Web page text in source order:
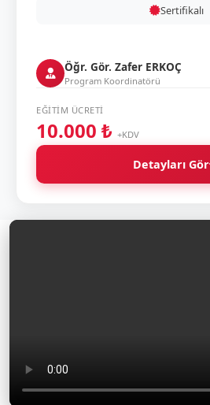
Sertifikalı
Öğr. Gör. Zafer ERKOÇ
Program Koordinatörü
EĞITIM ÜCRETI
10.000 ₺ +KDV
Detayları Gör